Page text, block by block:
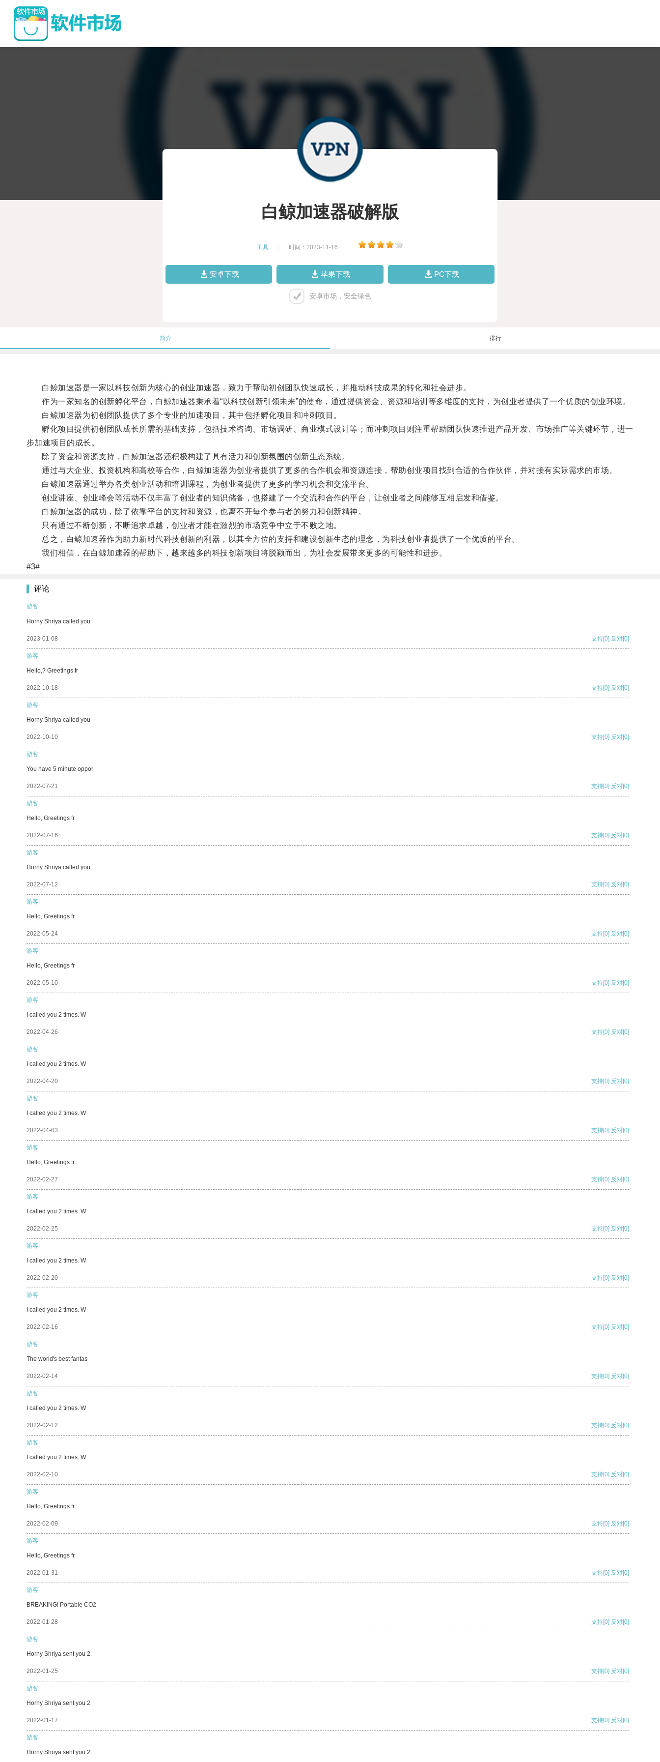
白鲸加速器破解版
工具 时间：2023-11-16
安卓下载 苹果下载 PC下载
安卓市场，安全绿色
简介 排行
白鲸加速器是一家以科技创新为核心的创业加速器，致力于帮助初创团队快速成长，并推动科技成果的转化和社会进步。
作为一家知名的创新孵化平台，白鲸加速器秉承着“以科技创新引领未来”的使命，通过提供资金、资源和培训等多维度的支持，为创业者提供了一个优质的创业环境。
白鲸加速器为初创团队提供了多个专业的加速项目，其中包括孵化项目和冲刺项目。
孵化项目提供初创团队成长所需的基础支持，包括技术咨询、市场调研、商业模式设计等；而冲刺项目则注重帮助团队快速推进产品开发、市场推广等关键环节，进一
步加速项目的成长。
除了资金和资源支持，白鲸加速器还积极构建了具有活力和创新氛围的创新生态系统。
通过与大企业、投资机构和高校等合作，白鲸加速器为创业者提供了更多的合作机会和资源连接，帮助创业项目找到合适的合作伙伴，并对接有实际需求的市场。
白鲸加速器通过举办各类创业活动和培训课程，为创业者提供了更多的学习机会和交流平台。
创业讲座、创业峰会等活动不仅丰富了创业者的知识储备，也搭建了一个交流和合作的平台，让创业者之间能够互相启发和借鉴。
白鲸加速器的成功，除了依靠平台的支持和资源，也离不开每个参与者的努力和创新精神。
只有通过不断创新，不断追求卓越，创业者才能在激烈的市场竞争中立于不败之地。
总之，白鲸加速器作为助力新时代科技创新的利器，以其全方位的支持和建设创新生态的理念，为科技创业者提供了一个优质的平台。
我们相信，在白鲸加速器的帮助下，越来越多的科技创新项目将脱颖而出，为社会发展带来更多的可能性和进步。
#3#
评论
游客
Horny Shriya called you
2023-01-08 支持[0] 反对[0]
游客
Hello,? Greetings fr
2022-10-18 支持[0] 反对[0]
游客
Horny Shriya called you
2022-10-10 支持[0] 反对[0]
游客
You have 5 minute oppor
2022-07-21 支持[0] 反对[0]
游客
Hello, Greetings fr
2022-07-16 支持[0] 反对[0]
游客
Horny Shriya called you
2022-07-12 支持[0] 反对[0]
游客
Hello, Greetings fr
2022-05-24 支持[0] 反对[0]
游客
Hello, Greetings fr
2022-05-10 支持[0] 反对[0]
游客
I called you 2 times. W
2022-04-26 支持[0] 反对[0]
游客
I called you 2 times. W
2022-04-20 支持[0] 反对[0]
游客
I called you 2 times. W
2022-04-03 支持[0] 反对[0]
游客
Hello, Greetings fr
2022-02-27 支持[0] 反对[0]
游客
I called you 2 times. W
2022-02-25 支持[0] 反对[0]
游客
I called you 2 times. W
2022-02-20 支持[0] 反对[0]
游客
I called you 2 times. W
2022-02-16 支持[0] 反对[0]
游客
The world's best fantas
2022-02-14 支持[0] 反对[0]
游客
I called you 2 times. W
2022-02-12 支持[0] 反对[0]
游客
I called you 2 times. W
2022-02-10 支持[0] 反对[0]
游客
Hello, Greetings fr
2022-02-09 支持[0] 反对[0]
游客
Hello, Greetings fr
2022-01-31 支持[0] 反对[0]
游客
BREAKING! Portable CO2
2022-01-28 支持[0] 反对[0]
游客
Horny Shriya sent you 2
2022-01-25 支持[0] 反对[0]
游客
Horny Shriya sent you 2
2022-01-17 支持[0] 反对[0]
游客
Horny Shriya sent you 2